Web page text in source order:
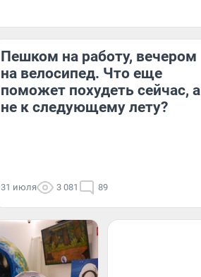
Пешком на работу, вечером
на велосипед. Что еще
поможет похудеть сейчас, а
не к следующему лету?
31 июля 3 081 89